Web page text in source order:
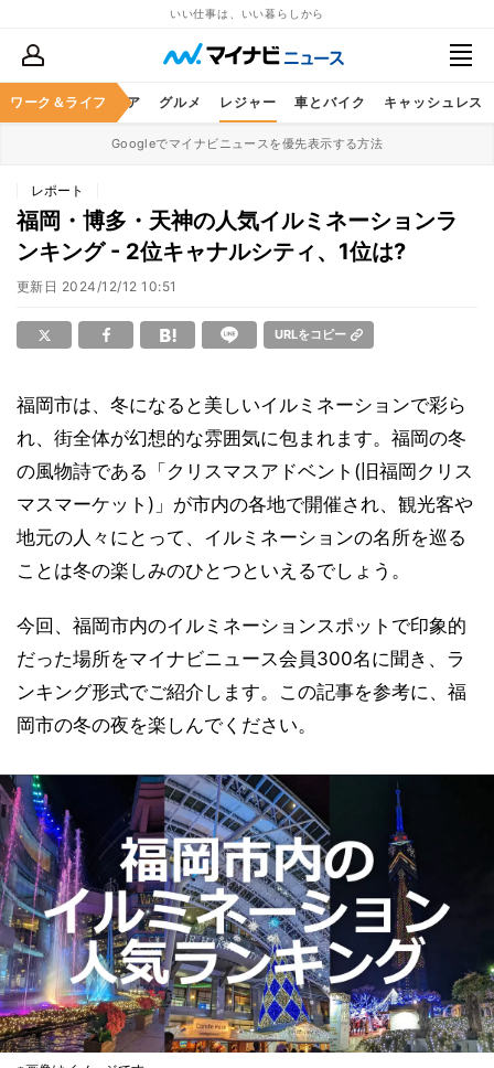
いい仕事は、いい暮らしから
ワーク＆ライフ
暮らし ヘルスケア グルメ レジャー 車とバイク キャッシュレス
Googleでマイナビニュースを優先表示する方法
レポート
福岡・博多・天神の人気イルミネーションラ
ンキング - 2位キャナルシティ、1位は?
更新日 2024/12/12 10:51
URLをコピー
福岡市は、冬になると美しいイルミネーションで彩ら
れ、街全体が幻想的な雰囲気に包まれます。福岡の冬
の風物詩である「クリスマスアドベント(旧福岡クリス
マスマーケット)」が市内の各地で開催され、観光客や
地元の人々にとって、イルミネーションの名所を巡る
ことは冬の楽しみのひとつといえるでしょう。
今回、福岡市内のイルミネーションスポットで印象的
だった場所をマイナビニュース会員300名に聞き、ラ
ンキング形式でご紹介します。この記事を参考に、福
岡市の冬の夜を楽しんでください。